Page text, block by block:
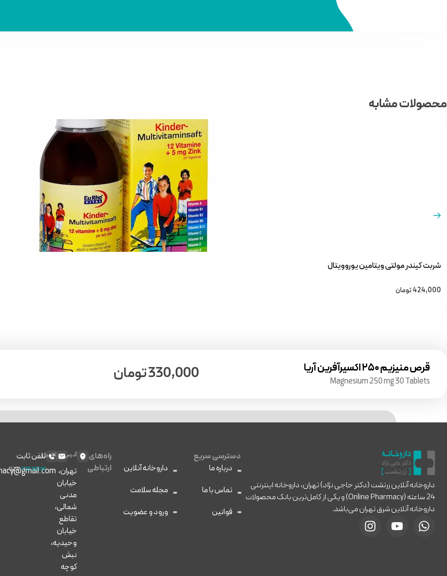
محصولات مشابه
شربت کیندر مولتی ویتامین یوروویتال
424,000تومان
330,000تومان قرص منیزیم ۲۵۰ اکسیرآفرین آریا
Magnesium 250 mg 30 Tablets
داروخانه آنلاین زرتشت (دکتر حاجی نژاد) تهران، داروخانه اینترنتی
24 ساعته (Online Pharmacy) و یکی از کامل‌ترین بانک محصولات
داروخانه آنلاین شرق تهران می‌باشد.
دسترسی سریع
درباره ما
تماس با ما
قوانین
داروخانه آنلاین
مجله سلامت
ورود و عضویت
راه‌های
ارتباطی
آدرس
تهران،
خیابان
مدنی
شمالی،
تقاطع
خیابان
وحیدیه،
نبش
کوچه
ایمیلتلفن ثابت
021-77818191